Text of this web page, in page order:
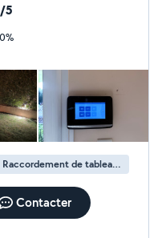
le
de vos
d&épandage et la
voterez habitat.
vos projets, c'est
dans leurs
5
Raccordement de tableau électrique
Contacter